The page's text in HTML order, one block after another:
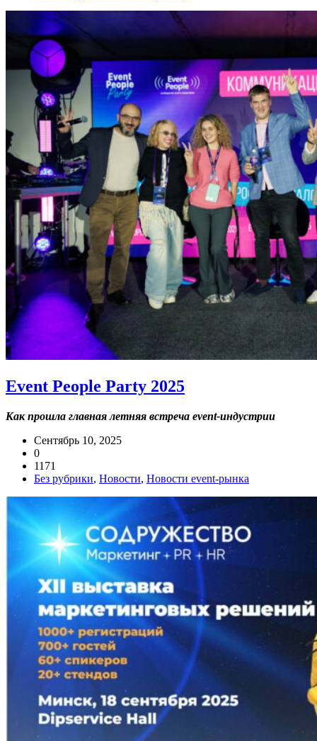
Event People Party 2025
Как прошла главная летняя встреча event-индустрии
Сентябрь 10, 2025
0
1171
Без рубрики, Новости, Новости event-рынка